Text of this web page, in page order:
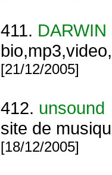
411.
[21/12/2005]
412. unsound
site de
[18/12/2005]